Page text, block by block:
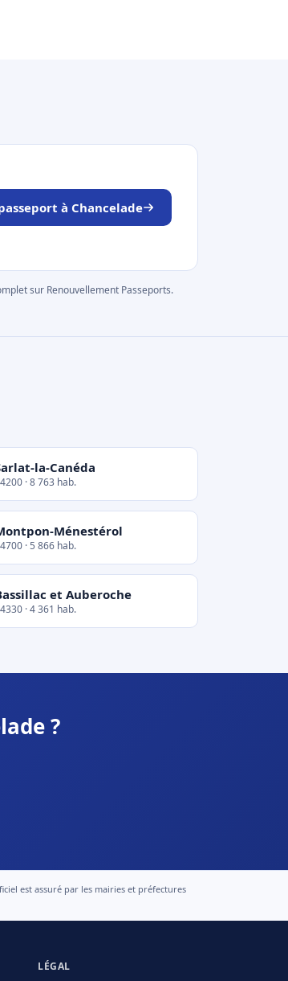
à Chancelade
sur Renouvellement Passeports.
la-Canéda
· 8 763 hab.
Ménestérol
· 5 866 hab.
et Auberoche
· 4 361 hab.
?
est assuré par les mairies et préfectures
LÉGAL